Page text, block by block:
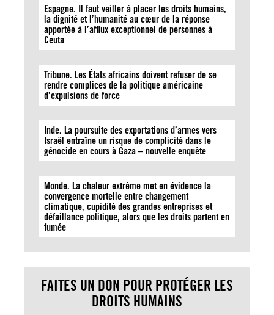
Espagne. Il faut veiller à placer les droits humains,
la dignité et l’humanité au cœur de la réponse
apportée à l’afflux exceptionnel de personnes à
Ceuta
Tribune. Les États africains doivent refuser de se
rendre complices de la politique américaine
d’expulsions de force
Inde. La poursuite des exportations d’armes vers
Israël entraîne un risque de complicité dans le
génocide en cours à Gaza – nouvelle enquête
Monde. La chaleur extrême met en évidence la
convergence mortelle entre changement
climatique, cupidité des grandes entreprises et
défaillance politique, alors que les droits partent en
fumée
FAITES UN DON POUR PROTÉGER LES
DROITS HUMAINS